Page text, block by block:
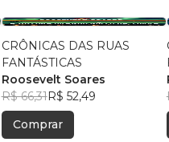
CRÔNICAS DAS RUAS
FANTÁSTICAS
Roosevelt Soares
R$ 66,31R$ 52,49
Comprar